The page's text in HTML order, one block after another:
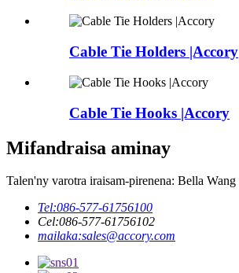
Cable Tie Holders |Accory
Cable Tie Hooks |Accory
Mifandraisa aminay
Talen'ny varotra iraisam-pirenena: Bella Wang
Tel:086-577-61756100
Cel:086-577-61756102
mailaka:sales@accory.com